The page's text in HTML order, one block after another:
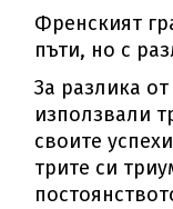
Френският
пъти, но с
За разлика
използвали
своите
трите си